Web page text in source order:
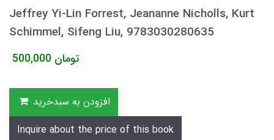
Jeffrey Yi-Lin Forrest, Jeananne Nicholls, Kurt
Schimmel, Sifeng Liu, 9783030280635
500,000 تومان
افزودن به سبدخرید
Inquire about the price of this book